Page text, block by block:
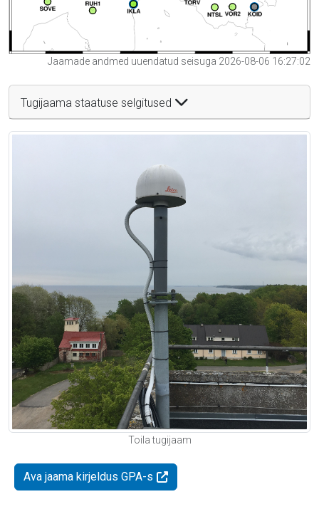
Jaamade andmed uuendatud seisuga 2026-08-06 16:27:02
Tugijaama staatuse selgitused
Toila tugijaam
Ava jaama kirjeldus GPA-s